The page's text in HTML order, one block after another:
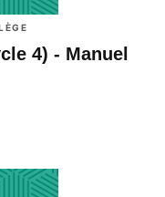
4) - Manuel